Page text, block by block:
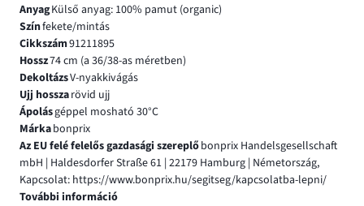
AnyagKülső anyag: 100% pamut (organic)
Színfekete/mintás
Cikkszám91211895
Hossz74 cm (a 36/38-as méretben)
DekoltázsV-nyakkivágás
Ujj hosszarövid ujj
Ápolásgéppel mosható 30°C
Márkabonprix
Az EU felé felelős gazdasági szereplőbonprix Handelsgesellschaft
mbH | Haldesdorfer Straße 61 | 22179 Hamburg | Németország,
Kapcsolat: https://www.bonprix.hu/segitseg/kapcsolatba-lepni/
További információ